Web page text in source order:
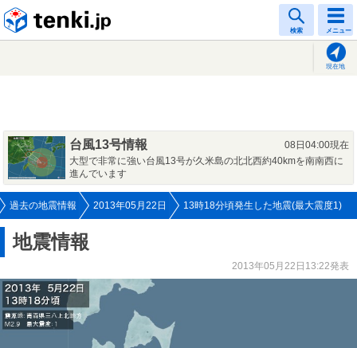
検索 メニュー
現在地
台風13号情報
08日04:00現在
大型で非常に強い台風13号が久米島の北北西約40kmを南南西に
進んでいます
過去の地震情報 2013年05月22日 13時18分頃発生した地震(最大震度1)
地震情報
2013年05月22日13:22発表